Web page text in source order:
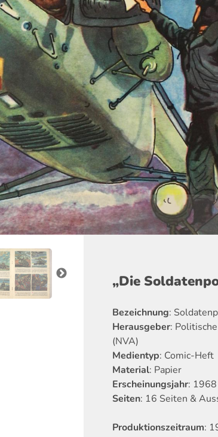
„Die
Bezeichnung:
Herausgeber:
(NVA)
Medientyp: Comic-Heft
Material: Papier
Erscheinungsjahr: 1968
Seiten: 16 Seiten &
Produktionszeitraum: